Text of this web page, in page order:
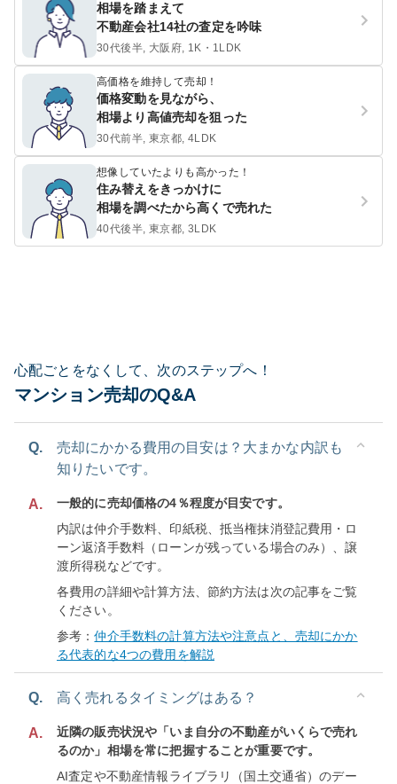
相場を踏まえて
不動産会社14社の査定を吟味
30代後半, 大阪府, 1K・1LDK
高価格を維持して売却！
価格変動を見ながら、
相場より高値売却を狙った
30代前半, 東京都, 4LDK
想像していたよりも高かった！
住み替えをきっかけに
相場を調べたから高くで売れた
40代後半, 東京都, 3LDK
心配ごとをなくして、次のステップへ！
マンション売却のQ&A
Q.
売却にかかる費用の目安は？大まかな内訳も
知りたいです。
A.
一般的に売却価格の4％程度が目安です。
内訳は仲介手数料、印紙税、抵当権抹消登記費用・ロ
ーン返済手数料（ローンが残っている場合のみ）、譲
渡所得税などです。
各費用の詳細や計算方法、節約方法は次の記事をご覧
ください。
参考：仲介手数料の計算方法や注意点と、売却にかか
る代表的な4つの費用を解説
Q. 高く売れるタイミングはある？
A.
近隣の販売状況や「いま自分の不動産がいくらで売れ
るのか」相場を常に把握することが重要です。
AI査定や不動産情報ライブラリ（国土交通省）のデー